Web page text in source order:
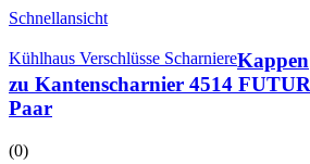
Schnellansicht
Kühlhaus Verschlüsse ScharniereKappen
zu Kantenscharnier 4514
Paar
(0)